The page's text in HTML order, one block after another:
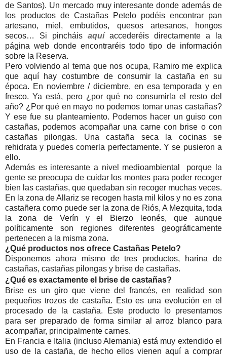
de Santos). Un mercado muy interesante donde además de
los productos de Castañas Petelo podéis encontrar pan
artesano, miel, embutidos, quesos artesanos, hongos
secos… Si pincháis aquí accederéis directamente a la
página web donde encontraréis todo tipo de información
sobre la Reserva.
Pero volviendo al tema que nos ocupa, Ramiro me explica
que aquí hay costumbre de consumir la castaña en su
época. En noviembre / diciembre, en esa temporada y en
fresco. Ya está, pero ¿por qué no consumirla el resto del
año? ¿Por qué en mayo no podemos tomar unas castañas?
Y ese fue su planteamiento. Podemos hacer un guiso con
castañas, podemos acompañar una carne con brise o con
castañas pilongas. Una castaña seca la cocinas se
rehidrata y puedes comerla perfectamente. Y se pusieron a
ello.
Además es interesante a nivel medioambiental porque la
gente se preocupa de cuidar los montes para poder recoger
bien las castañas, que quedaban sin recoger muchas veces.
En la zona de Allariz se recogen hasta mil kilos y no es zona
castañera como puede ser la zona de Riós, A Mezquita, toda
la zona de Verín y el Bierzo leonés, que aunque
políticamente son regiones diferentes geográficamente
pertenecen a la misma zona.
¿Qué productos nos ofrece Castañas Petelo?
Disponemos ahora mismo de tres productos, harina de
castañas, castañas pilongas y brise de castañas.
¿Qué es exactamente el brise de castañas?
Brise es un giro que viene del francés, en realidad son
pequeños trozos de castaña. Esto es una evolución en el
procesado de la castaña. Este producto lo presentamos
para ser preparado de forma similar al arroz blanco para
acompañar, principalmente carnes.
En Francia e Italia (incluso Alemania) está muy extendido el
uso de la castaña, de hecho ellos vienen aquí a comprar